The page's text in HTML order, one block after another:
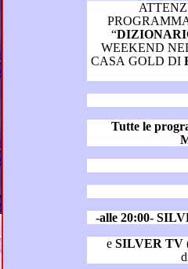
PROGRAMMAZIONI
“
WEEKEND NEL SALOTTO
CASA GOLD DI
Tutte le
-alle 20:00-
e SILVER TV